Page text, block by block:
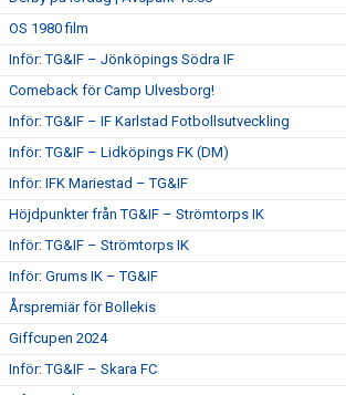
OS 1980 film
Inför: TG&IF – Jönköpings Södra IF
Comeback för Camp Ulvesborg!
Inför: TG&IF – IF Karlstad Fotbollsutveckling
Inför: TG&IF – Lidköpings FK (DM)
Inför: IFK Mariestad – TG&IF
Höjdpunkter från TG&IF – Strömtorps IK
Inför: TG&IF – Strömtorps IK
Inför: Grums IK – TG&IF
Årspremiär för Bollekis
Giffcupen 2024
Inför: TG&IF – Skara FC